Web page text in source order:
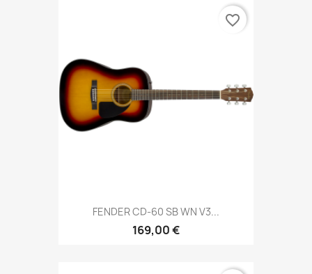
FENDER CD-60 SB WN V3...
169,00 €
favorite_border